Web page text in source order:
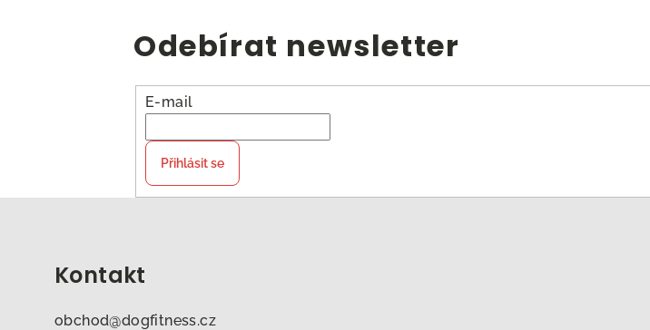
Odebírat newsletter
E-mail
Přihlásit se
Kontakt
obchod@dogfitness.cz